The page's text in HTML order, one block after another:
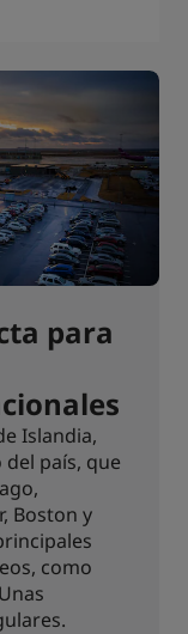
para
Islandia,
país, que
Boston y
como